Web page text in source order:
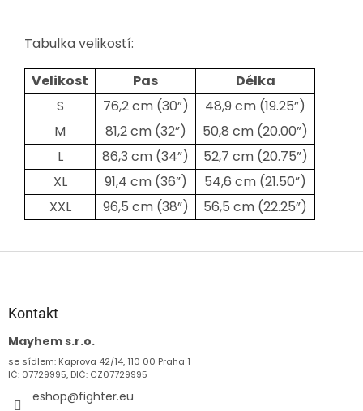
Tabulka velikostí:
Velikost
Pas
Délka
S
76,2 cm (30”)
48,9 cm (19.25”)
M
81,2 cm (32”)
50,8 cm (20.00”)
L
86,3 cm (34”)
52,7 cm (20.75”)
XL
91,4 cm (36”)
54,6 cm (21.50”)
XXL
96,5 cm (38”) 56,5 cm (22.25”)
Kontakt
Mayhem s.r.o.
se sídlem: Kaprova 42/14, 110 00 Praha 1
IČ: 07729995, DIČ: CZ07729995
eshop@fighter.eu